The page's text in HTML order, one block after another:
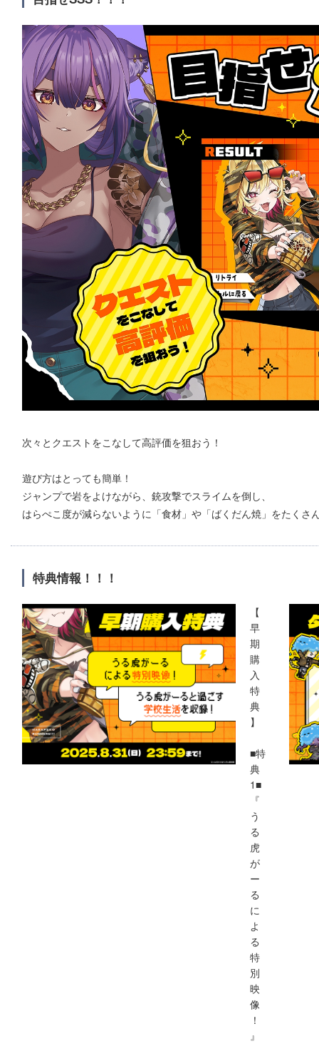
次々とクエストをこなして高評価を狙おう！
遊び方はとっても簡単！
ジャンプで岩をよけながら、銃攻撃でスライムを倒し、
はらぺこ度が減らないように「食材」や「ばくだん焼」をたくさ
特典情報！！！
【
早
期
購
入
特
典
】
■特
典
1■
『
う
る
虎
が
ー
る
に
よ
る
特
別
映
像
！
』